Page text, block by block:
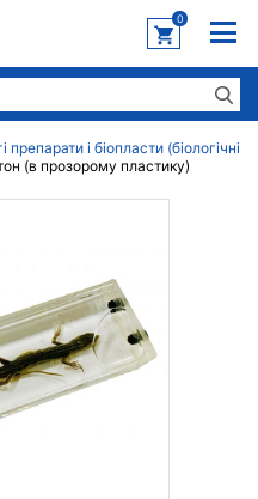
0
препарати і біопласти (біологічні
(в прозорому пластику)